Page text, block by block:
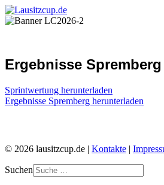
Ergebnisse Spremberg
Sprintwertung herunterladen
Ergebnisse Spremberg herunterladen
© 2026 lausitzcup.de | Kontakte |
Suchen